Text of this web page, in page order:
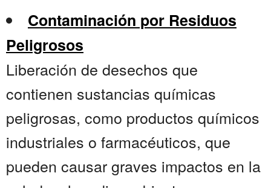
Contaminación por Residuos
Peligrosos
Liberación de desechos que
contienen sustancias químicas
peligrosas, como productos químicos
industriales o farmacéuticos, que
pueden causar graves impactos en la